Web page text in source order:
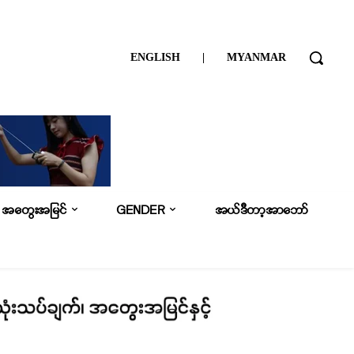
ENGLISH | MYANMAR
အတွေးအမြင် GENDER အယ်ဒီတာ့အာဘော်